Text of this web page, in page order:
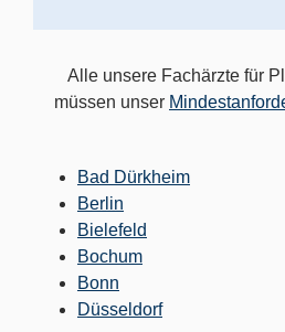
Alle unsere Fachärzte für
müssen unser
Bad Dürkheim
Berlin
Bielefeld
Bochum
Bonn
Düsseldorf